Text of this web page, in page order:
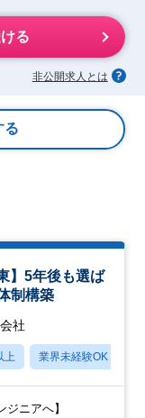
る
非公開求人とは
る
】5年後も選ば
制構築
社
上 業界未経験OK
ジニアへ】